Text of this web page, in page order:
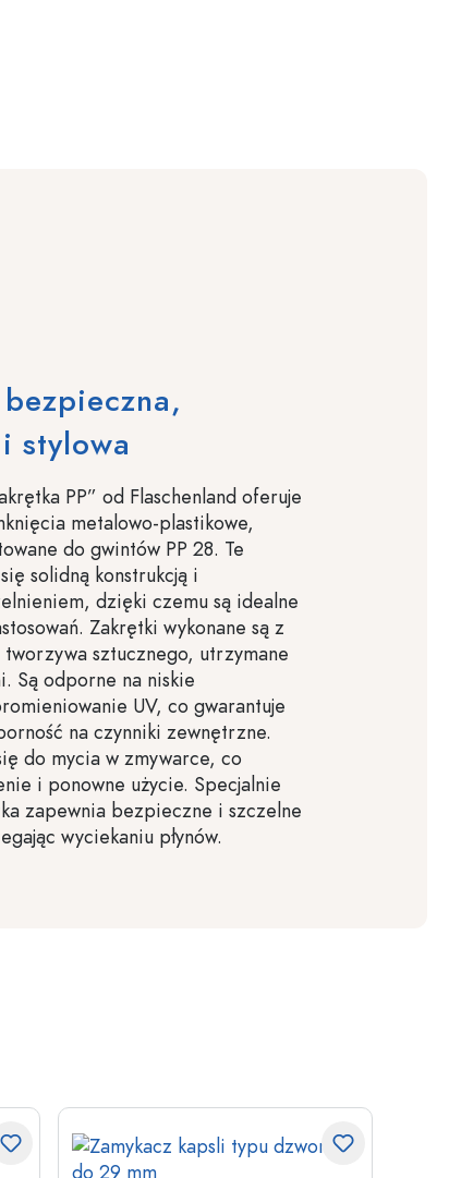
stylowa
PP” od Flaschenland oferuje
metalowo-plastikowe,
do gwintów PP 28. Te
solidną konstrukcją i
dzięki czemu są idealne
Zakrętki wykonane są z
tworzywa sztucznego, utrzymane
Są odporne na niskie
UV, co gwarantuje
na czynniki zewnętrzne.
do mycia w zmywarce, co
i ponowne użycie. Specjalnie
zapewnia bezpieczne i szczelne
wyciekaniu płynów.